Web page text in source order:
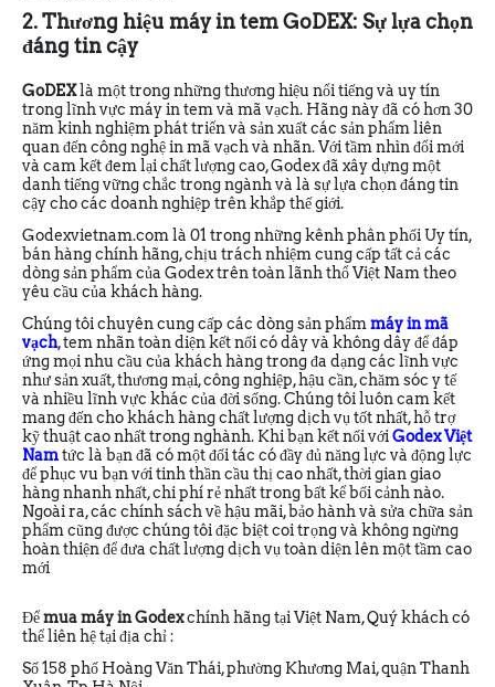
2. Thương hiệu máy in tem GoDEX: Sự lựa chọn
đáng tin cậy
GoDEXlà một trong những thương hiệu nổi tiếng và uy tín
trong lĩnh vực máy in tem và mã vạch. Hãng này đã có hơn 30
năm kinh nghiệm phát triển và sản xuất các sản phẩm liên
quan đến công nghệ in mã vạch và nhãn. Với tầm nhìn đổi mới
và cam kết đem lại chất lượng cao, Godex đã xây dựng một
danh tiếng vững chắc trong ngành và là sự lựa chọn đáng tin
cậy cho các doanh nghiệp trên khắp thế giới.
Godexvietnam.com là 01 trong những kênh phân phối Uy tín,
bán hàng chính hãng, chịu trách nhiệm cung cấp tất cả các
dòng sản phẩm của Godex trên toàn lãnh thổ Việt Nam theo
yêu cầu của khách hàng.
Chúng tôi chuyên cung cấp các dòng sản phẩmmáy in mã
vạch, tem nhãn toàn diện kết nối có dây và không dây để đáp
ứng mọi nhu cầu của khách hàng trong đa dạng các lĩnh vực
như sản xuất, thương mại, công nghiệp, hậu cần, chăm sóc y tế
và nhiều lĩnh vực khác của đời sống. Chúng tôi luôn cam kết
mang đến cho khách hàng chất lượng dịch vụ tốt nhất, hỗ trợ
kỹ thuật cao nhất trong nghành. Khi bạn kết nối vớiGodex Việt
Namtức là bạn đã có một đối tác có đầy đủ năng lực và động lực
để phục vu bạn với tinh thần cầu thị cao nhất, thời gian giao
hàng nhanh nhất, chi phí rẻ nhất trong bất kể bối cảnh nào.
Ngoài ra, các chính sách về hậu mãi, bảo hành và sửa chữa sản
phẩm cũng được chúng tôi đặc biệt coi trọng và không ngừng
hoàn thiện để đưa chất lượng dịch vụ toàn diện lên một tầm cao
mới
Đểmua máy in Godexchính hãng tại Việt Nam, Quý khách có
thể liên hệ tại địa chỉ :
Số 158 phố Hoàng Văn Thái, phường Khương Mai, quận Thanh